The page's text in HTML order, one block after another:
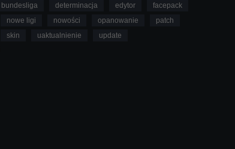
bundesliga determinacja edytor
facepack
nowe ligi nowości opanowanie
patch
skin uaktualnienie update